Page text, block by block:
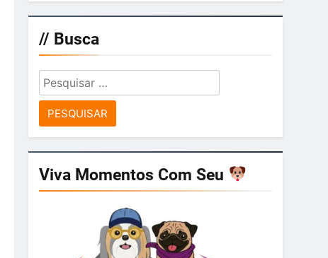
// Busca
Pesquisar
por:
Viva Momentos Com Seu